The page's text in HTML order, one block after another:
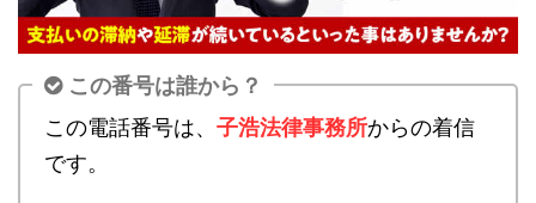
この番号は誰から？
この電話番号は、 子浩法律事務所からの着信
です。